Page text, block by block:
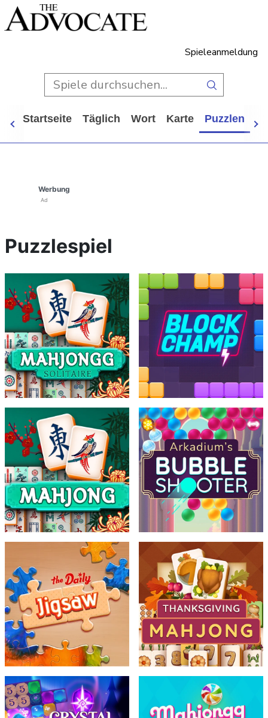
Spieleanmeldung
Startseite Täglich Wort Karte Puzzlen
Werbung
Ad
Puzzlespiel